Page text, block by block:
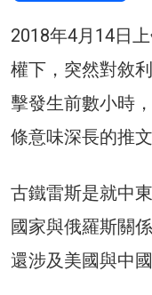
2018年4月14日
權下，突然對敘
擊發生前數小時
條意味深長的推
古鐵雷斯是就中
國家與俄羅斯關
還涉及美國與中國